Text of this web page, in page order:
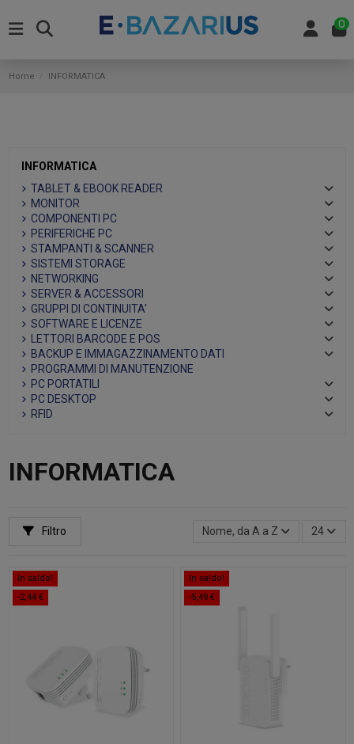
0
Home INFORMATICA
INFORMATICA
Filtro Nome, da A a Z 24
In saldo!
-2,44 €
In saldo!
-5,49 €
INFORMATICA
TABLET & EBOOK READER
MONITOR
COMPONENTI PC
PERIFERICHE PC
STAMPANTI & SCANNER
SISTEMI STORAGE
NETWORKING
SERVER & ACCESSORI
GRUPPI DI CONTINUITA'
SOFTWARE E LICENZE
LETTORI BARCODE E POS
BACKUP E IMMAGAZZINAMENTO DATI
PROGRAMMI DI MANUTENZIONE
PC PORTATILI
PC DESKTOP
RFID